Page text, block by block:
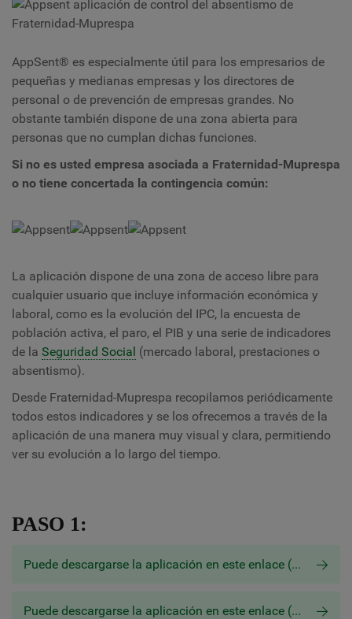
AppSent® es especialmente útil para los empresarios de
pequeñas y medianas empresas y los directores de
personal o de prevención de empresas grandes. No
obstante también dispone de una zona abierta para
personas que no cumplan dichas funciones.
Si no es usted empresa asociada a Fraternidad-Muprespa
o no tiene concertada la contingencia común:
La aplicación dispone de una zona de acceso libre para
cualquier usuario que incluye información económica y
laboral, como es la evolución del IPC, la encuesta de
población activa, el paro, el PIB y una serie de indicadores
de la Seguridad Social (mercado laboral, prestaciones o
absentismo).
Desde Fraternidad-Muprespa recopilamos periódicamente
todos estos indicadores y se los ofrecemos a través de la
aplicación de una manera muy visual y clara, permitiendo
ver su evolución a lo largo del tiempo.
PASO 1:
Puede descargarse la aplicación en este enlace (Appsent® Aplicación para IOS)
Puede descargarse la aplicación en este enlace (Appsent® Aplicación para ANDROID)